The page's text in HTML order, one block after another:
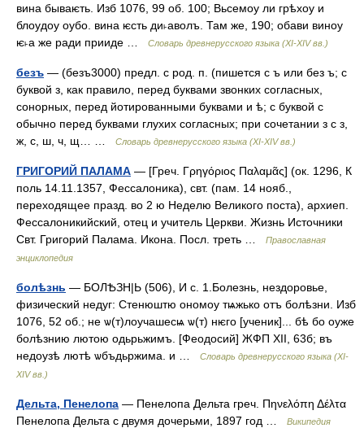
вина бываѥть. Изб 1076, 99 об. 100; Вьсемоу ли грѣхоу и
блоудоу оубо. вина ѥсть ди˫аволъ. Там же, 190; обави виноу
ѥ˫а же ради прииде …
Словарь древнерусского языка (XI-XIV вв.)
безъ — (безъ3000) предл. с род. п. (пишется с ъ или без ъ; с
буквой з, как правило, перед буквами звонких согласных,
сонорных, перед йотированными буквами и ѣ; с буквой с
обычно перед буквами глухих согласных; при сочетании з с з,
ж, с, ш, ч, щ… …
Словарь древнерусского языка (XI-XIV вв.)
ГРИГОРИЙ ПАЛАМА — [Греч. Γρηγόριος Παλαμᾶς] (ок. 1296, К
поль 14.11.1357, Фессалоника), свт. (пам. 14 нояб.,
переходящее празд. во 2 ю Неделю Великого поста), архиеп.
Фессалоникийский, отец и учитель Церкви. Жизнь Источники
Свт. Григорий Палама. Икона. Посл. треть …
Православная
энциклопедия
болѣзнь — БОЛѢЗН|Ь (506), И с. 1.Болезнь, нездоровье,
физический недуг: Стенюштю ономоу тѩжько отъ болѣзни. Изб
1076, 52 об.; не ѡ(т)лоучашесѩ ѡ(т) нѥго [ученик]... бѣ бо оуже
болѣзнию лютою одьрьжимъ. [Феодосий] ЖФП XII, 63б; въ
недоузѣ лютѣ ѡбъдьржима. и …
Словарь древнерусского языка (XI-
XIV вв.)
Дельта, Пенелопа — Пенелопа Дельта греч. Πηνελόπη Δέλτα
Пенелопа Дельта с двумя дочерьми, 1897 год …
Википедия